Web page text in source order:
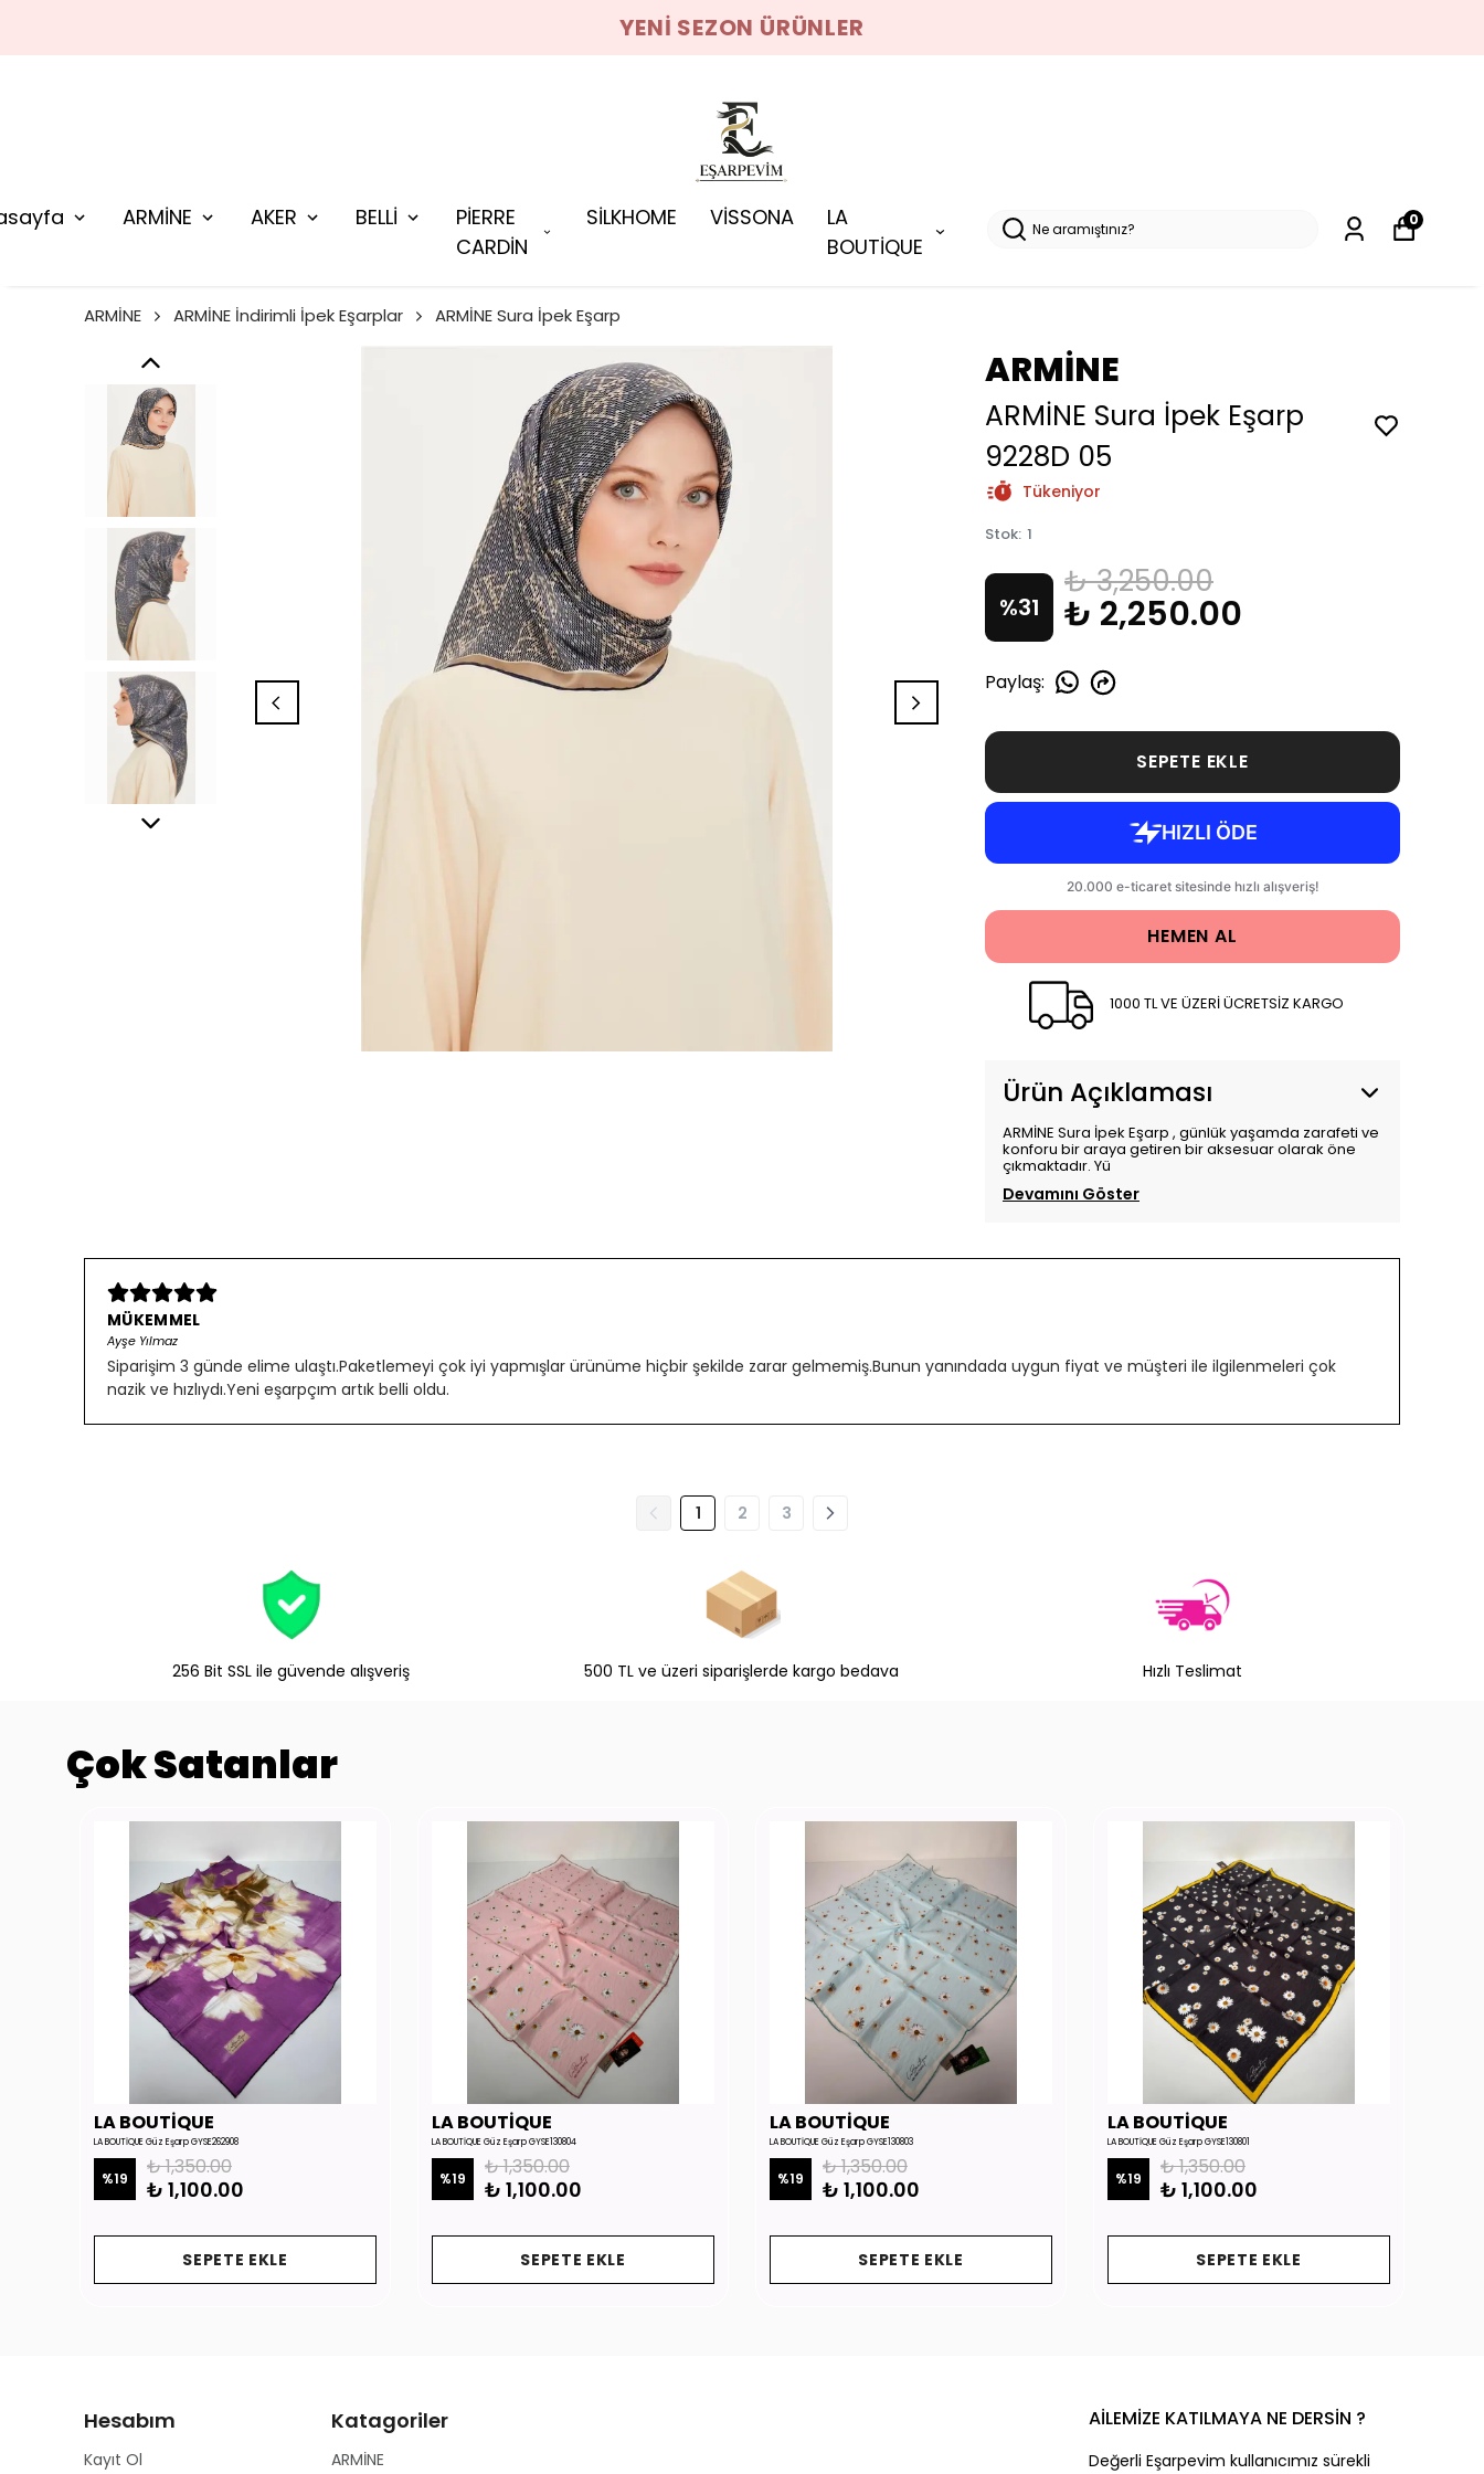
YENI SEZON ÜRÜNLER
ARMİNE AKER BELLİ
PİERRE
CARDİN
SİLKHOME VİSSONA
LA
BOUTİQUE
0
ARMİNE ARMİNE İndirimli İpek Eşarplar ARMİNE Sura İpek Eşarp
ARMİNE
ARMİNE Sura İpek Eşarp
9228D 05
Tükeniyor
Stok: 1
%31
₺ 3,250.00
₺ 2,250.00
Paylaş:
SEPETE EKLE
HEMEN AL
1000 TL VE ÜZERİ ÜCRETSİZ KARGO
Ürün Açıklaması
ARMİNE Sura İpek Eşarp , günlük yaşamda zarafeti ve
konforu bir araya getiren bir aksesuar olarak öne
çıkmaktadır. Yü
Devamını Göster
MÜKEMMEL
Ayşe Yılmaz
Siparişim 3 günde elime ulaştı.Paketlemeyi çok iyi yapmışlar ürünüme hiçbir şekilde zarar gelmemiş.Bunun yanındada uygun fiyat ve müşteri ile ilgilenmeleri çok
nazik ve hızlıydı.Yeni eşarpçım artık belli oldu.
1 2 3
256 Bit SSL ile güvende alışveriş 500 TL ve üzeri siparişlerde kargo bedava Hızlı Teslimat
Çok Satanlar
LA BOUTİQUE
LA BOUTİQUE Güz Eşarp GYSE262908
%19 ₺ 1,350.00
₺ 1,100.00
SEPETE EKLE
LA BOUTİQUE
LA BOUTİQUE Güz Eşarp GYSE130804
%19 ₺ 1,350.00
₺ 1,100.00
SEPETE EKLE
LA BOUTİQUE
LA BOUTİQUE Güz Eşarp GYSE130803
%19 ₺ 1,350.00
₺ 1,100.00
SEPETE EKLE
LA BOUTİQUE
LA BOUTİQUE Güz Eşarp GYSE130801
%19 ₺ 1,350.00
₺ 1,100.00
SEPETE EKLE
Hesabım
Kayıt Ol
Katagoriler
ARMİNE
AİLEMİZE KATILMAYA NE DERSİN ?
Değerli Eşarpevim kullanıcımız sürekli